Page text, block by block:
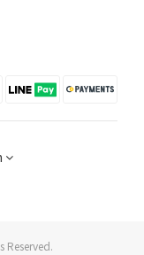
Reserved.